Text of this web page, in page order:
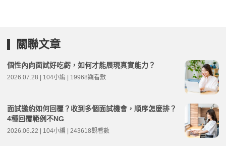
關聯文章
個性內向面試好吃虧，如何才能展現真實能力？
2026.07.28 | 104小編 | 19968觀看數
面試邀約如何回覆？收到多個面試機會，順序怎麼排？
4種回覆範例不NG
2026.06.22 | 104小編 | 243618觀看數